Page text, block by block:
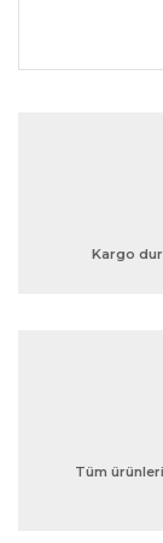
Bu ürünün
Ürün
Kargo
Tüm